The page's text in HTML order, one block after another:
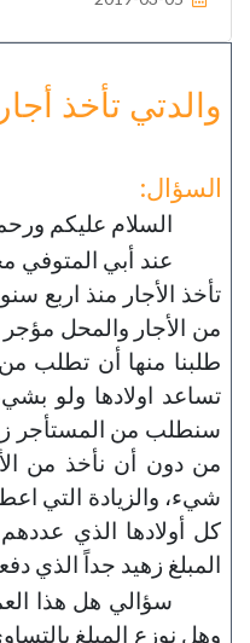
والدتي تأخذ
السؤال:
السلام عليكم
عند أبي المتوفي
تأخذ الأجار منذ اربع
من الأجار والمحل
طلبنا منها أن تطلب
تساعد اولادها ولو
سنطلب من المستأجر
من دون أن نأخذ من
شيء، والزيادة التي
كل أولادها الذي
المبلغ زهيد جداً الذي
سؤالي هل هذا
وهل نوزع المبلغ